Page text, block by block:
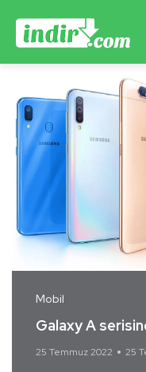
Mobil
Galaxy A
25 Temmuz 2022 25